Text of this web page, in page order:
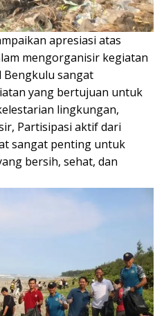
apresiasi atas
mengorganisir kegiatan
Bengkulu sangat
yang bertujuan untuk
lingkungan,
Partisipasi aktif dari
sangat penting untuk
bersih, sehat, dan